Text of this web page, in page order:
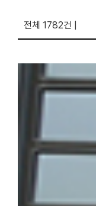
전체 1782건